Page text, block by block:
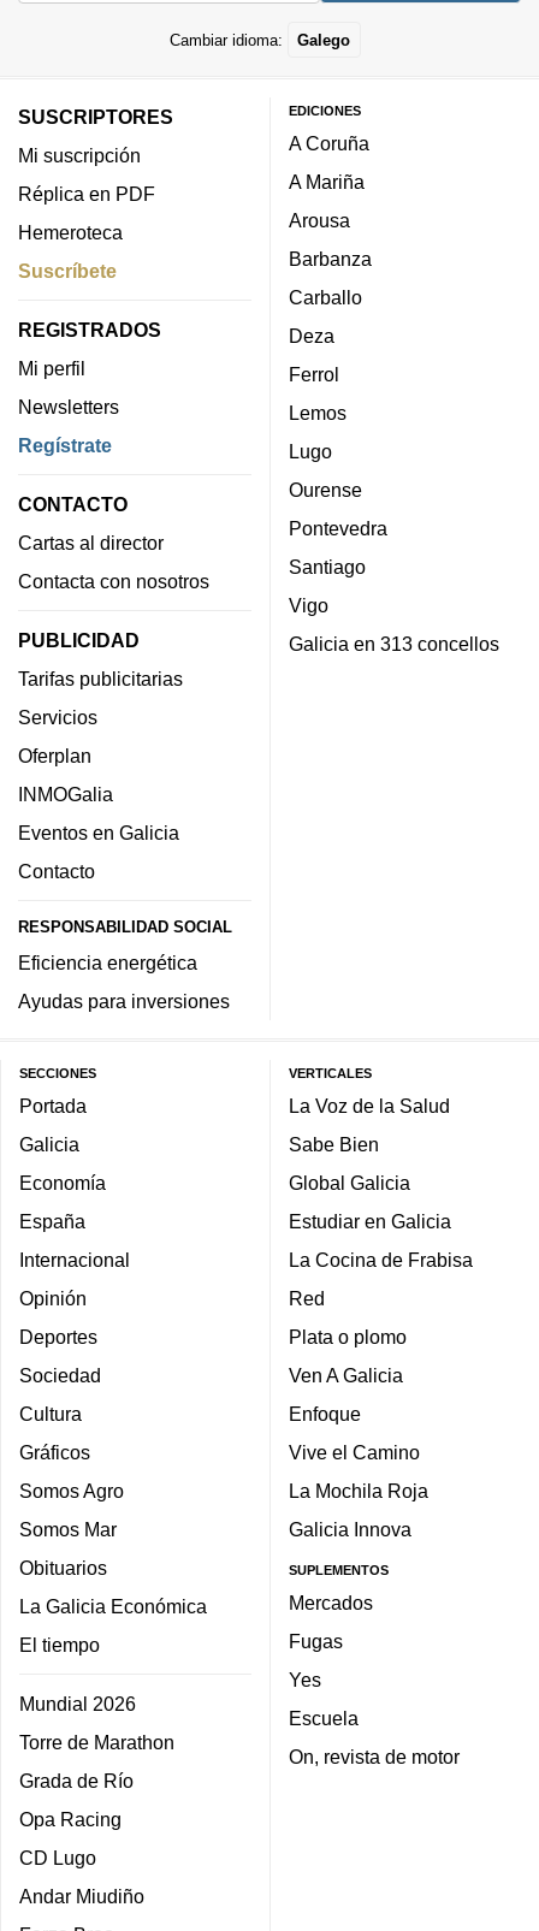
Cambiar idioma: Galego
SUSCRIPTORES
Mi suscripción
Réplica en PDF
Hemeroteca
Suscríbete
REGISTRADOS
Mi perfil
Newsletters
Regístrate
CONTACTO
Cartas al director
Contacta con nosotros
PUBLICIDAD
Tarifas publicitarias
Servicios
Oferplan
INMOGalia
Eventos en Galicia
Contacto
RESPONSABILIDAD SOCIAL
Eficiencia energética
Ayudas para inversiones
EDICIONES
A Coruña
A Mariña
Arousa
Barbanza
Carballo
Deza
Ferrol
Lemos
Lugo
Ourense
Pontevedra
Santiago
Vigo
Galicia en 313 concellos
SECCIONES
Portada
Galicia
Economía
España
Internacional
Opinión
Deportes
Sociedad
Cultura
Gráficos
Somos Agro
Somos Mar
Obituarios
La Galicia Económica
El tiempo
Mundial 2026
Torre de Marathon
Grada de Río
Opa Racing
CD Lugo
Andar Miudiño
VERTICALES
La Voz de la Salud
Sabe Bien
Global Galicia
Estudiar en Galicia
La Cocina de Frabisa
Red
Plata o plomo
Ven A Galicia
Enfoque
Vive el Camino
La Mochila Roja
Galicia Innova
SUPLEMENTOS
Mercados
Fugas
Yes
Escuela
On, revista de motor